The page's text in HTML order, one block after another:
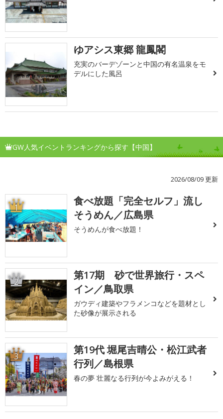
ゆアシス東郷 龍鳳閣
充実のバーデゾーンと中国の有名温泉をモ
デルにした風呂
GW人気イベントランキングから探す【中国】
2026/08/09 更新
1
食べ放題「完全セルフ」流し
そうめん／広島県
そうめんが食べ放題！
2
第17期 砂で世界旅行・スペ
イン／鳥取県
ガウディ建築やフラメンコなどを題材とし
た砂像が展示される
3
第19代 堀尾吉晴公・松江武者
行列／島根県
春の夢 壮麗なる行列が今よみがえる！